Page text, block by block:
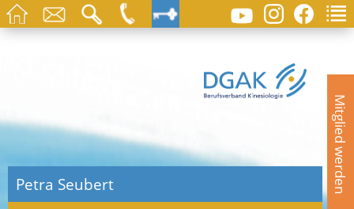
Mitglied werden
Petra Seubert